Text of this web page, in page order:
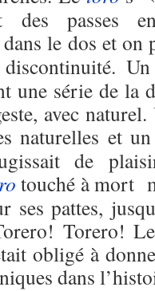
des passes
le dos et on
discontinuité.
une série de la
avec
naturelles et
de
touché à mort
ses pattes,
Torero!
obligé à
dans